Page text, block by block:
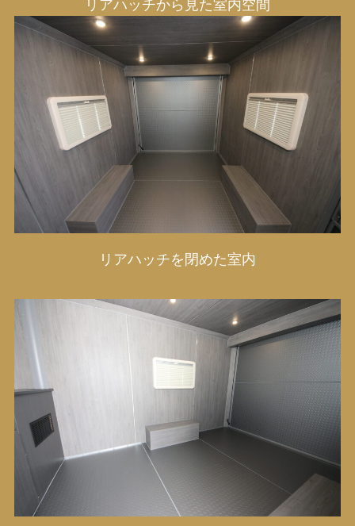
リアハッチから見た室内空間
リアハッチを閉めた室内